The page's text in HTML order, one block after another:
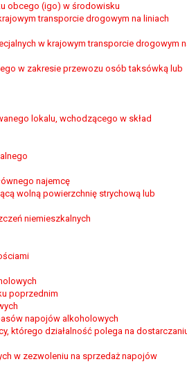
obcego (igo) w środowisku
transporcie drogowym na liniach
w krajowym transporcie drogowym
w zakresie przewozu osób taksówką lub
lokalu, wchodzącego w skład
najemcę
wolną powierzchnię strychową lub
niemieszkalnych
poprzednim
napojów alkoholowych
którego działalność polega na
w zezwoleniu na sprzedaż napojów
którego podstawą prawną jest:
sprawowania władzy publicznej
przez administratora lub przez stronę
już przetwarzać tych danych
i wolności osoby, której dane
osobowych (art. 6 ust. 1 lit a RODO),
dokonano na podstawie zgody
Pana danych osobowych przez
jest wymogiem ustawowym lub